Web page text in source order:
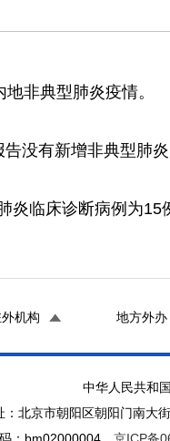
非典型肺炎疫情。
有新增非典型肺炎
临床诊断病例为15
机构 地方外办
中华人民共和
北京市朝阳区朝阳门南